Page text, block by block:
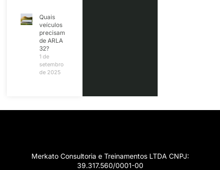
Quais
veículos
precisam
de ARLA
32?
1 de
setembro
de 2025
Merkato Consultoria e Treinamentos LTDA CNPJ:
39.317.560/0001-00